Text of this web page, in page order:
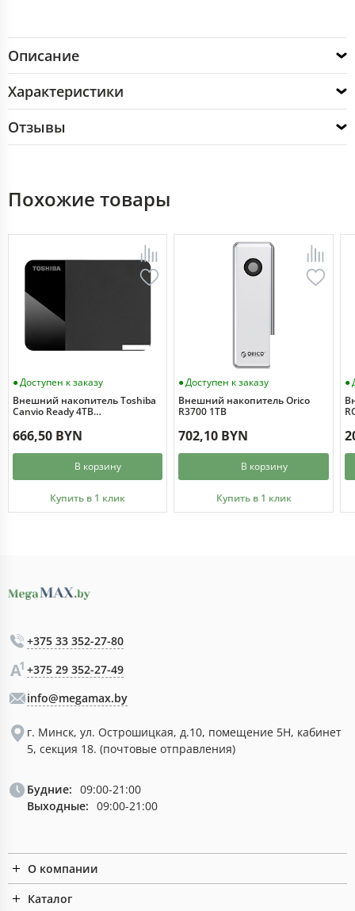
Описание
Характеристики
Отзывы
Похожие товары
Доступен к заказу
Внешний накопитель Toshiba
Canvio Ready 4TB
666,50 BYN
В корзину
Купить в 1 клик
Доступен к заказу
Внешний накопитель Orico
R3700 1TB
702,10 BYN
В корзину
Купить в 1 клик
+375 33 352-27-80
+375 29 352-27-49
info@megamax.by
г. Минск, ул. Острошицкая, д.10, помещение 5Н, кабинет
5, секция 18. (почтовые отправления)
Будние: 09:00-21:00
Выходные: 09:00-21:00
О компании
Каталог